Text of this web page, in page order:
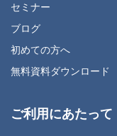
セミナー
ブログ
初めての方へ
無料資料ダウンロード
ご利用にあたって